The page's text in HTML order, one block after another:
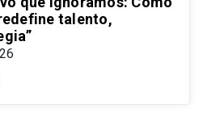
talento,